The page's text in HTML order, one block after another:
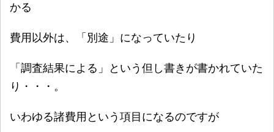
かる
費用以外は、「別途」になっていたり
「調査結果による」という但し書きが書かれていた
り・・・。
いわゆる諸費用という項目になるのですが